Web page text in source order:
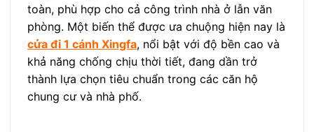
toàn, phù hợp cho cả công trình nhà ở lẫn văn
phòng. Một biến thể được ưa chuộng hiện nay là
cửa đi 1 cánh Xingfa, nổi bật với độ bền cao và
khả năng chống chịu thời tiết, đang dần trở
thành lựa chọn tiêu chuẩn trong các căn hộ
chung cư và nhà phố.